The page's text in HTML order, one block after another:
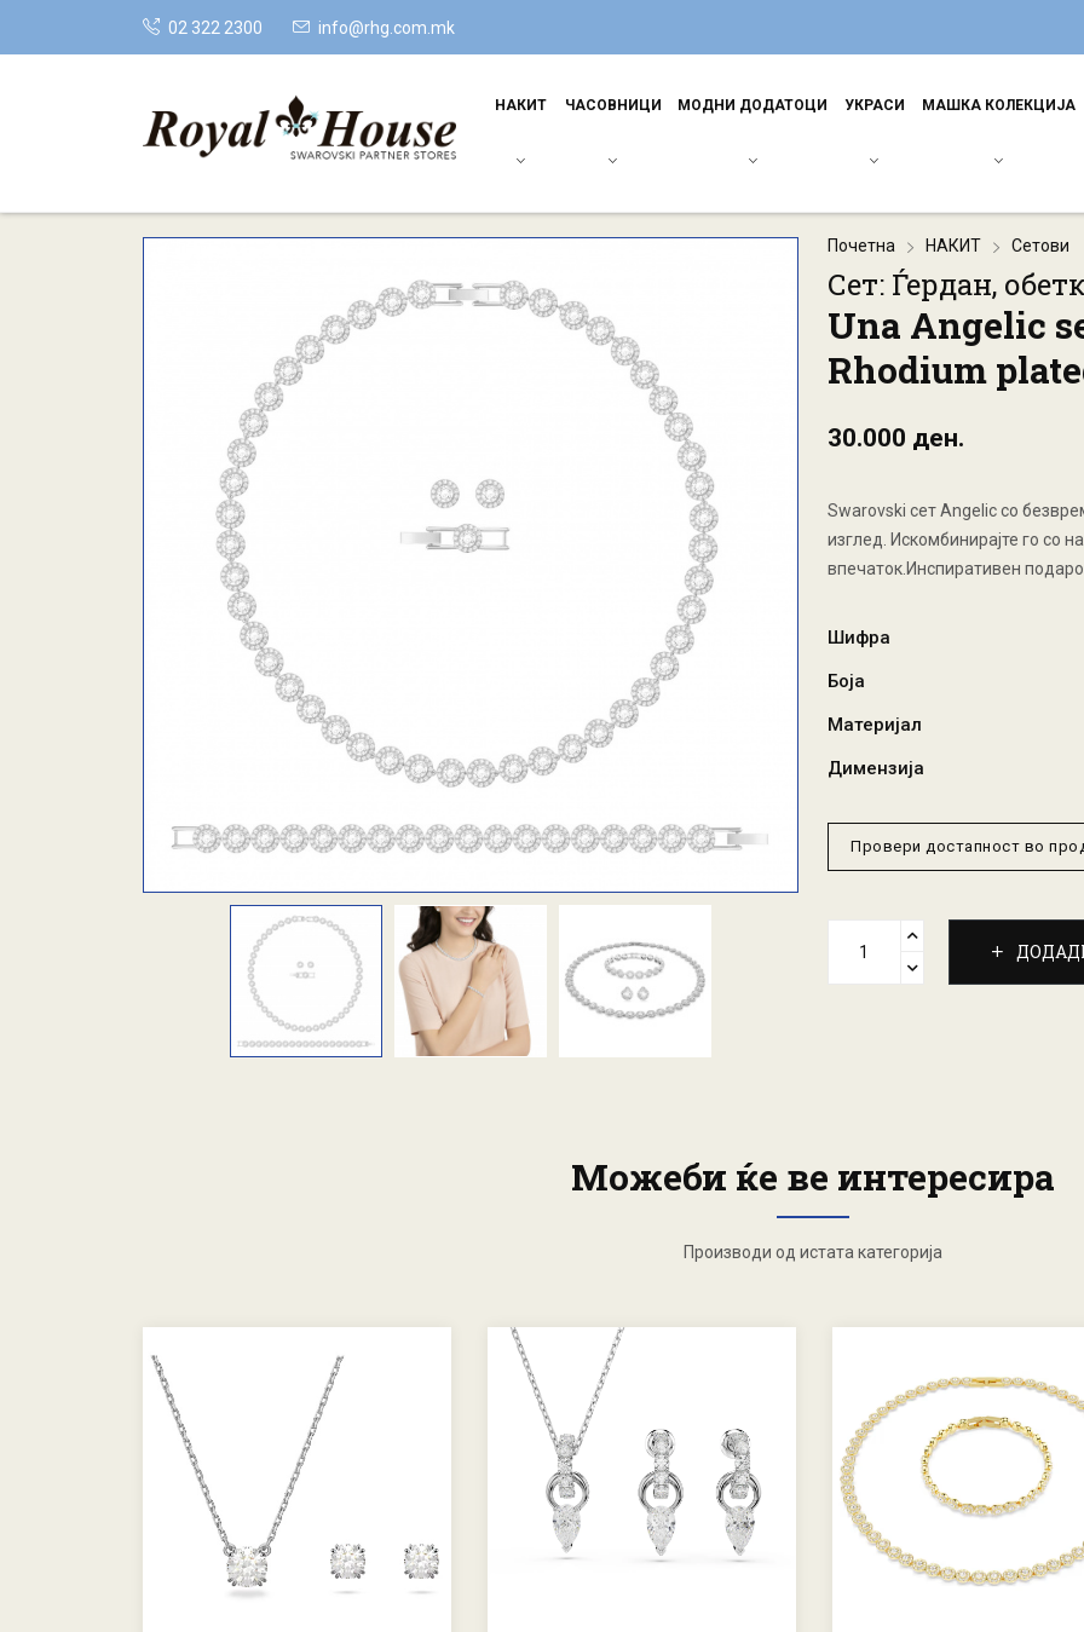
02 322 2300 info@rhg.com.mk
НАКИТ ЧАСОВНИЦИ МОДНИ ДОДАТОЦИ УКРАСИ МАШКА КОЛЕКЦИЈА
Почетна НАКИТ Сетови
Сет: Ѓердан,
Una Angelic
Rhodium
30.000 ден.
Swarovski сет Angelic со
изглед. Искомбинирајте го со
впечаток.Инспиративен
Шифра
Боја
Материјал
Димензија
Провери достапност во
Можеби ќе ве интересира
Производи од истата категорија